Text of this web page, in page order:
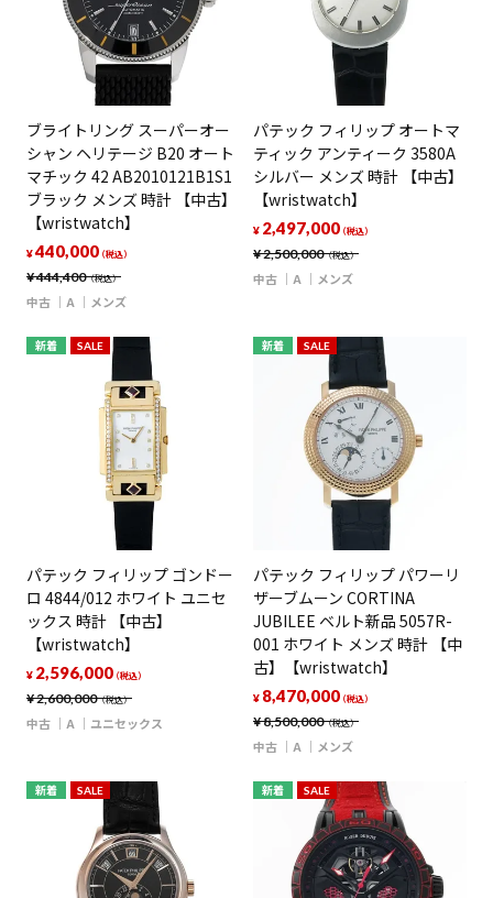
ブライトリング スーパーオー
シャン ヘリテージ B20 オート
マチック 42 AB2010121B1S1
ブラック メンズ 時計 【中古】
【wristwatch】
¥444,400（税込）
¥440,000（税込）
中古 A メンズ
パテック フィリップ オートマ
ティック アンティーク 3580A
シルバー メンズ 時計 【中古】
【wristwatch】
¥2,500,000（税込）
¥ 2,497,000（税込）
中古 A メンズ
新着 SALE
パテック フィリップ ゴンドー
ロ 4844/012 ホワイト ユニセ
ックス 時計 【中古】
【wristwatch】
¥2,600,000（税込）
¥ 2,596,000（税込）
中古 A ユニセックス
新着 SALE
パテック フィリップ パワーリ
ザーブムーン CORTINA
JUBILEE ベルト新品 5057R-
001 ホワイト メンズ 時計 【中
古】【wristwatch】
¥8,500,000（税込）
¥ 8,470,000（税込）
中古 A メンズ
新着 SALE 新着 SALE